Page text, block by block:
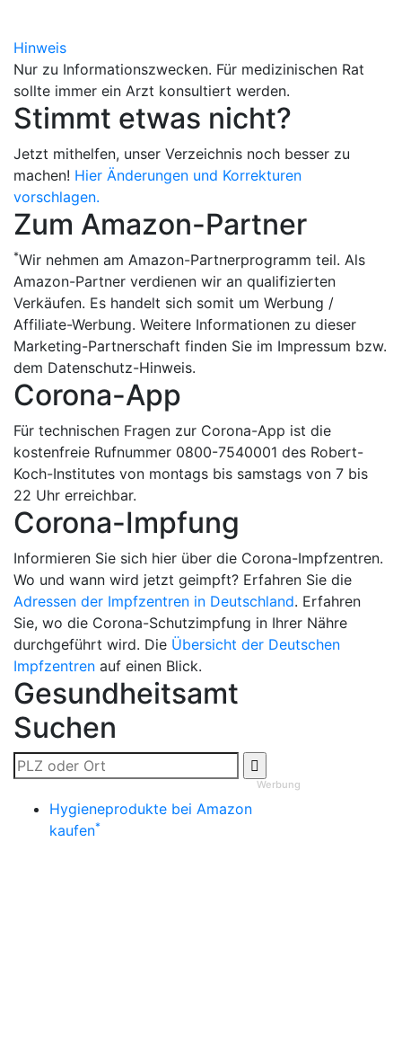
Hinweis
Nur zu Informationszwecken. Für medizinischen Rat
sollte immer ein Arzt konsultiert werden.
Stimmt etwas nicht?
Jetzt mithelfen, unser Verzeichnis noch besser zu
machen! Hier Änderungen und Korrekturen
vorschlagen.
Zum Amazon-Partner
*Wir nehmen am Amazon-Partnerprogramm teil. Als
Amazon-Partner verdienen wir an qualifizierten
Verkäufen. Es handelt sich somit um Werbung /
Affiliate-Werbung. Weitere Informationen zu dieser
Marketing-Partnerschaft finden Sie im Impressum bzw.
dem Datenschutz-Hinweis.
Corona-App
Für technischen Fragen zur Corona-App ist die
kostenfreie Rufnummer 0800-7540001 des Robert-
Koch-Institutes von montags bis samstags von 7 bis
22 Uhr erreichbar.
Corona-Impfung
Informieren Sie sich hier über die Corona-Impfzentren.
Wo und wann wird jetzt geimpft? Erfahren Sie die
Adressen der Impfzentren in Deutschland. Erfahren
Sie, wo die Corona-Schutzimpfung in Ihrer Nähre
durchgeführt wird. Die Übersicht der Deutschen
Impfzentren auf einen Blick.
Gesundheitsamt
Suchen
Werbung
Hygieneprodukte bei Amazon
kaufen*